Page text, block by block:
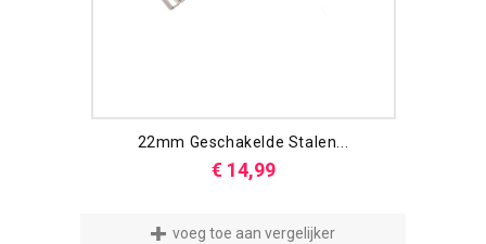
22mm Geschakelde Stalen...
€ 14,99Prijs
voeg toe aan vergelijker